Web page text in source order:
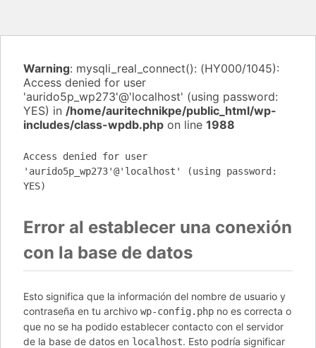
Warning: mysqli_real_connect(): (HY000/1045):
Access denied for user
'aurido5p_wp273'@'localhost' (using password:
YES) in /home/auritechnikpe/public_html/wp-
includes/class-wpdb.php on line 1988
Access denied for user
'aurido5p_wp273'@'localhost' (using password:
YES)
Error al establecer una conexión
con la base de datos
Esto significa que la información del nombre de usuario y
contraseña en tu archivo wp-config.php no es correcta o
que no se ha podido establecer contacto con el servidor
de la base de datos en localhost. Esto podría significar